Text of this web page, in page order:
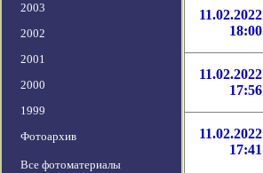
2003
2002
2001
2000
1999
Фотоархив
Все фотоматериалы
11.02.2022
18:00
11.02.2022
17:56
11.02.2022
17:41